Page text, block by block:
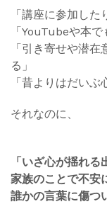
「講座に参加した
「YouTubeや本
「引き寄せや潜
る」
「昔よりはだいぶ
それなのに、
「いざ心が揺れる
家族のことで不安
誰かの言葉に傷つ